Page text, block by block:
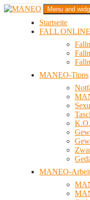
Zum
MANEO
Das schwule Anti-Gewalt-
Menu and
Startseite
FALL
MANEO-Tipps
MANEO-